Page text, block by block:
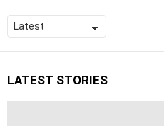
LATEST STORIES